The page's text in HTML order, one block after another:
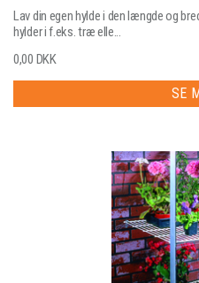
Lav din egen hylde i den længde og
hylder i f.eks. træ elle...
0,00 DKK
SE